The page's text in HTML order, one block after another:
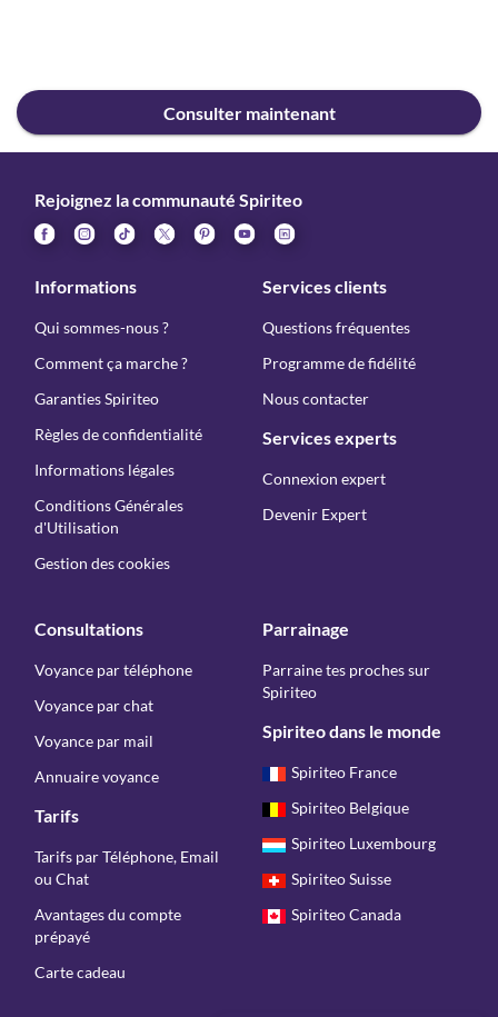
Consulter maintenant
Rejoignez la communauté Spiriteo
Informations
Qui sommes-nous ?
Comment ça marche ?
Garanties Spiriteo
Règles de confidentialité
Informations légales
Conditions Générales
d'Utilisation
Gestion des cookies
Services clients
Questions fréquentes
Programme de fidélité
Nous contacter
Services experts
Connexion expert
Devenir Expert
Consultations
Voyance par téléphone
Voyance par chat
Voyance par mail
Annuaire voyance
Tarifs
Tarifs par Téléphone, Email
ou Chat
Avantages du compte
prépayé
Carte cadeau
Parrainage
Parraine tes proches sur
Spiriteo
Spiriteo dans le monde
Spiriteo France
Spiriteo Belgique
Spiriteo Luxembourg
Spiriteo Suisse
Spiriteo Canada